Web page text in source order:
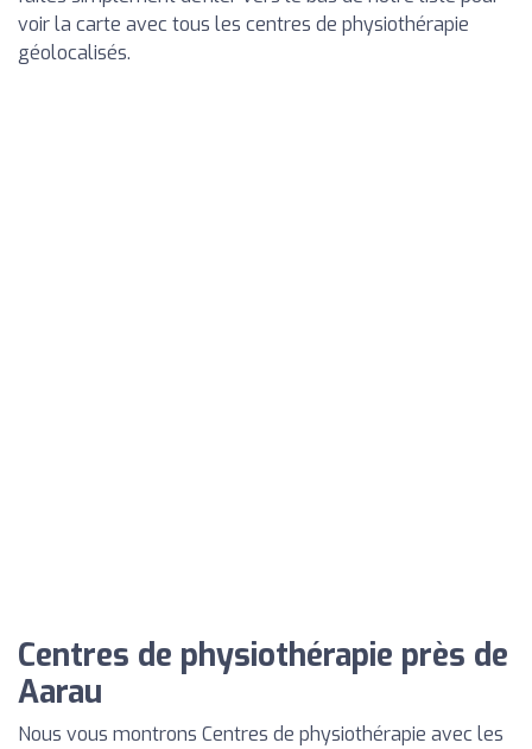
voir la carte avec tous les centres de physiothérapie
géolocalisés.
Centres de physiothérapie près de
Aarau
Nous vous montrons Centres de physiothérapie avec les